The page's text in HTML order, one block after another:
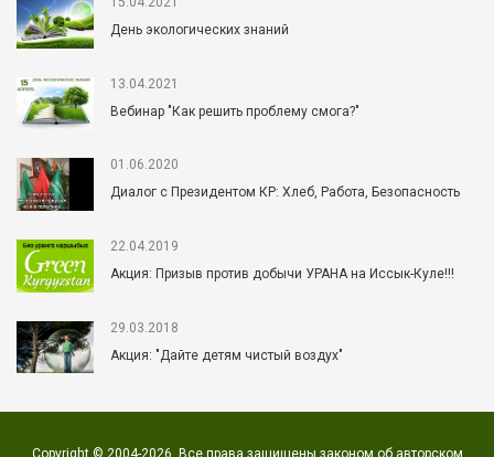
День экологических знаний
13.04.2021
Вебинар "Как решить проблему смога?"
01.06.2020
Диалог с Президентом КР: Хлеб, Работа, Безопасность
22.04.2019
Акция: Призыв против добычи УРАНА на Иссык-Куле!!!
29.03.2018
Акция: "Дайте детям чистый воздух"